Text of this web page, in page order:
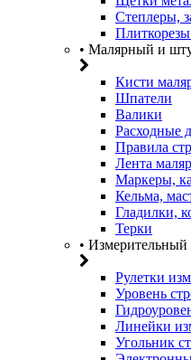
Степлеры,
• Малярный и
Кисти
Шпатели
Валики
Расходные
Правила
Лента
Маркеры,
Кельма,
Гладилки,
Терки
• Измерительный
Рулетки
Уровень
Линейки
Угольник